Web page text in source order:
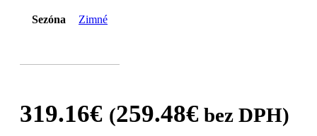
Sezóna Zimné
319.16€ (259.48€ bez DPH)